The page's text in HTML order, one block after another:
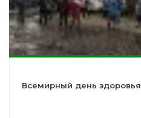
Всемирный день здоровья